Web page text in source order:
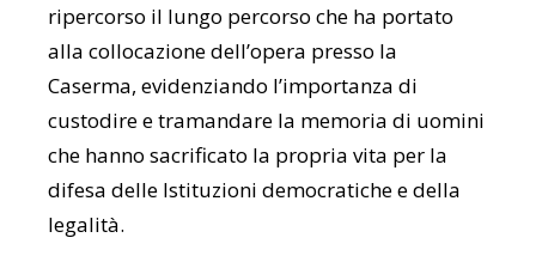
ripercorso il lungo percorso che ha portato
alla collocazione dell’opera presso la
Caserma, evidenziando l’importanza di
custodire e tramandare la memoria di uomini
che hanno sacrificato la propria vita per la
difesa delle Istituzioni democratiche e della
legalità.